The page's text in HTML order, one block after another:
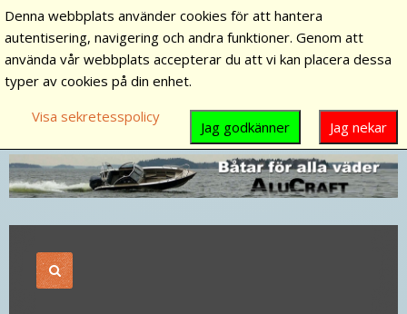
Denna webbplats använder cookies för att hantera
autentisering, navigering och andra funktioner. Genom att
använda vår webbplats accepterar du att vi kan placera dessa
typer av cookies på din enhet.
Visa sekretesspolicy
Jag nekar
Jag godkänner